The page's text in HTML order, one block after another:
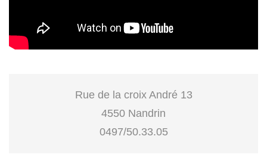
Rue de la croix André 13
4550 Nandrin
0497/50.33.05